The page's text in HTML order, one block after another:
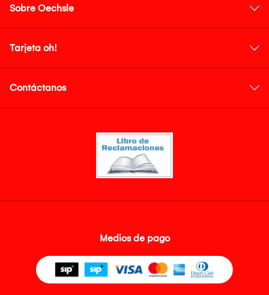
Sobre Oechsle
Tarjeta oh!
Contáctanos
Medios de pago